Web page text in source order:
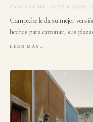
CASONAS MX · 15 DE MARZO,
Campeche le da su mejor
hechas para caminar, sus
LEER MÁS